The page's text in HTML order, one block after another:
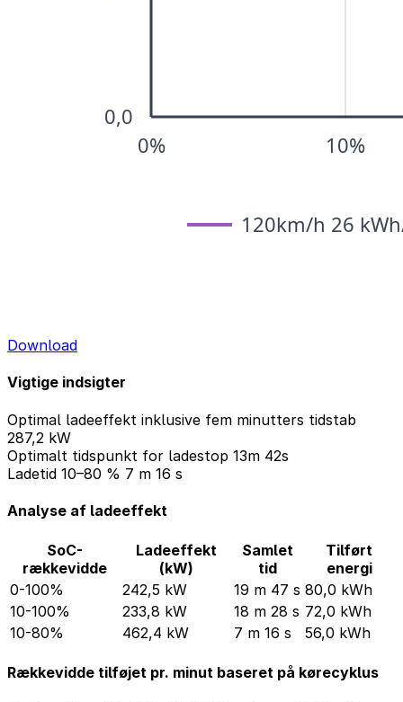
Download
Vigtige indsigter
Optimal ladeeffekt inklusive fem minutters tidstab
287,2 kW
Optimalt tidspunkt for ladestop 13m 42s
Ladetid 10–80 % 7 m 16 s
Analyse af ladeeffekt
SoC-
rækkevidde
Ladeeffekt
(kW)
Samlet
tid
Tilført
energi
0-100%
242,5 kW 19 m 47 s 80,0 kWh
10-100%
233,8 kW 18 m 28 s 72,0 kWh
10-80%
462,4 kW 7 m 16 s 56,0 kWh
Rækkevidde tilføjet pr. minut baseret på kørecyklus